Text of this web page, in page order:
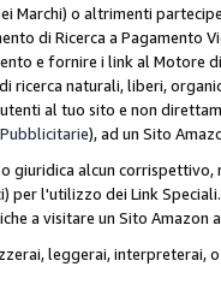
Marchi) o altrimenti
di Ricerca a Pagamento
e fornire i link al Motore
ricerca naturali, liberi,
al tuo sito e non
), ad un Sito
giuridica alcun
per l'utilizzo dei Link
a visitare un Sito
leggerai,